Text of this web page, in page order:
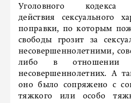
Уголовного кодекса
действия сексуального
поправки, по которым
свободы грозит за
несовершеннолетними,
либо в отношении
несовершеннолетних. А
оно было сопряжено с
тяжкого или особо